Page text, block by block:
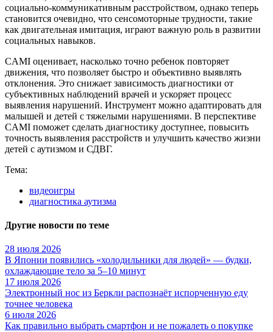
социально-коммуникативным расстройством, однако теперь
становится очевидно, что сенсомоторные трудности, такие
как двигательная имитация, играют важную роль в развитии
социальных навыков.
CAMI оценивает, насколько точно ребенок повторяет
движения, что позволяет быстро и объективно выявлять
отклонения. Это снижает зависимость диагностики от
субъективных наблюдений врачей и ускоряет процесс
выявления нарушений. Инструмент можно адаптировать для
малышей и детей с тяжелыми нарушениями. В перспективе
CAMI поможет сделать диагностику доступнее, повысить
точность выявления расстройств и улучшить качество жизни
детей с аутизмом и СДВГ.
Тема:
видеоигры
диагностика аутизма
Другие новости по теме
28 июля 2026
В Японии появились «холодильники для людей» — будки,
охлаждающие тело за 5–10 минут
17 июля 2026
Электронный нос из Беркли распознаёт испорченную еду
точнее человека
6 июля 2026
Как правильно выбрать смартфон и не пожалеть о покупке